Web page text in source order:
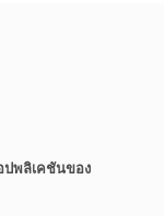
ปพลิเคชันของ